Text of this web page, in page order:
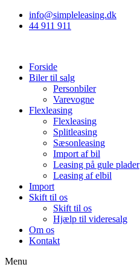
info@simpleleasing.dk
44 911 911
Forside
Biler til salg
Personbiler
Varevogne
Flexleasing
Flexleasing
Splitleasing
Sæsonleasing
Import af bil
Leasing på gule plader
Leasing af elbil
Import
Skift til os
Skift til os
Hjælp til videresalg
Om os
Kontakt
Menu